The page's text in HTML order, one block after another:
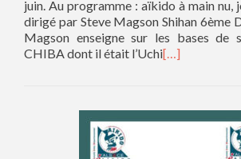
juin. Au programme : aïkido à main nu,
dirigé par Steve Magson Shihan 6ème
Magson enseigne sur les bases de
CHIBA dont il était l’Uchi[…]